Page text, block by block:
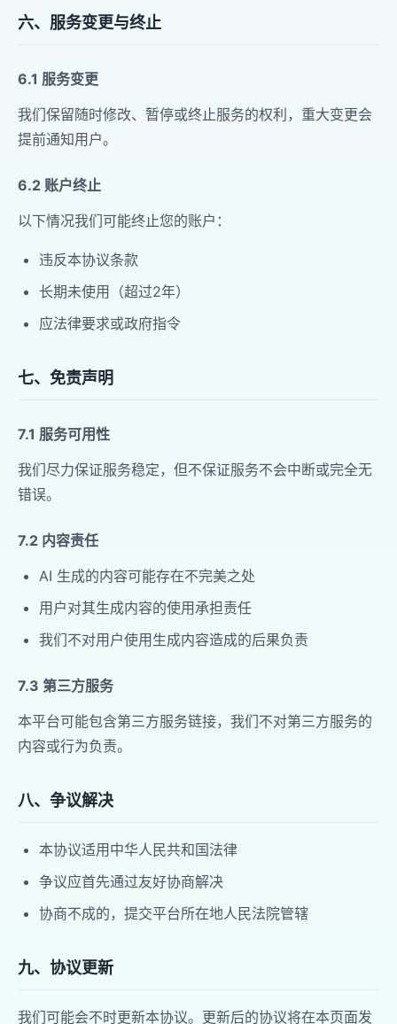
六、服务变更与终止
6.1 服务变更
我们保留随时修改、暂停或终止服务的权利，重大变更会
提前通知用户。
6.2 账户终止
以下情况我们可能终止您的账户：
违反本协议条款
长期未使用（超过2年）
应法律要求或政府指令
七、免责声明
7.1 服务可用性
我们尽力保证服务稳定，但不保证服务不会中断或完全无
错误。
7.2 内容责任
AI 生成的内容可能存在不完美之处
用户对其生成内容的使用承担责任
我们不对用户使用生成内容造成的后果负责
7.3 第三方服务
本平台可能包含第三方服务链接，我们不对第三方服务的
内容或行为负责。
八、争议解决
本协议适用中华人民共和国法律
争议应首先通过友好协商解决
协商不成的，提交平台所在地人民法院管辖
九、协议更新
我们可能会不时更新本协议。更新后的协议将在本页面发